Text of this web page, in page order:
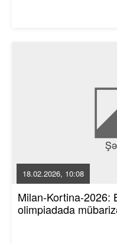
18.02.2026, 10:08
Milan-Kortina-2026:
olimpiadada